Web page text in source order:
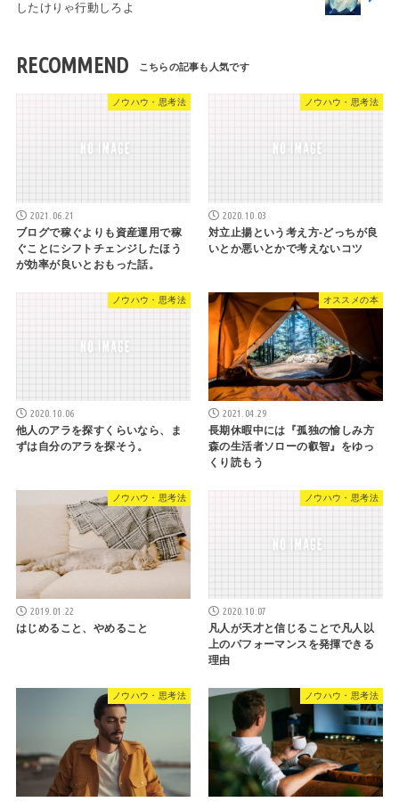
したけりゃ行動しろよ
RECOMMEND
ノウハウ・思考法
2021.06.21
ブログで稼ぐよりも資産運用で稼
ぐことにシフトチェンジしたほう
が効率が良いとおもった話。
ノウハウ・思考法
2020.10.03
対立止揚という考え方-どっちが良
いとか悪いとかで考えないコツ
ノウハウ・思考法
2020.10.06
他人のアラを探すくらいなら、ま
ずは自分のアラを探そう。
オススメの本
2021.04.29
長期休暇中には『孤独の愉しみ方
森の生活者ソローの叡智』をゆっ
くり読もう
ノウハウ・思考法
2019.01.22
はじめること、やめること
ノウハウ・思考法
2020.10.07
凡人が天才と信じることで凡人以
上のパフォーマンスを発揮できる
理由
ノウハウ・思考法 ノウハウ・思考法